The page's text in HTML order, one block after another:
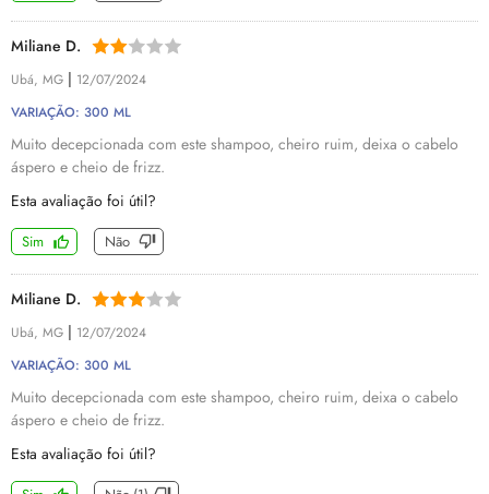
Miliane D.
Ubá, MG | 12/07/2024
VARIAÇÃO: 300 ML
Muito decepcionada com este shampoo, cheiro ruim, deixa o cabelo
áspero e cheio de frizz.
Esta avaliação foi útil?
Sim Não
Miliane D.
Ubá, MG | 12/07/2024
VARIAÇÃO: 300 ML
Muito decepcionada com este shampoo, cheiro ruim, deixa o cabelo
áspero e cheio de frizz.
Esta avaliação foi útil?